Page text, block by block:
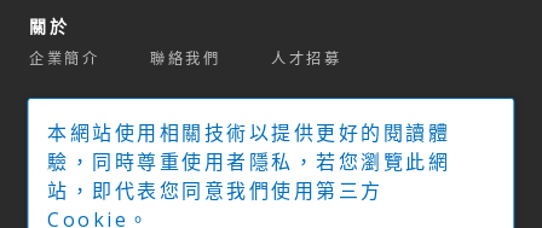
關於
企業簡介 聯絡我們 人才招募
官方商城 球拍推薦系統
實體經銷門市
本網站使用相關技術以提供更好的閱讀體
驗，同時尊重使用者隱私，若您瀏覽此網
站，即代表您同意我們使用第三方
Cookie。